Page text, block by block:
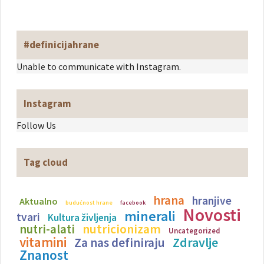
#definicijahrane
Unable to communicate with Instagram.
Instagram
Follow Us
Tag cloud
Aktualno budućnost hrane facebook hrana
hranjive
tvari
Kultura življenja minerali Novosti
nutri-alati nutricionizam Uncategorized
vitamini Za nas definiraju Zdravlje
Znanost